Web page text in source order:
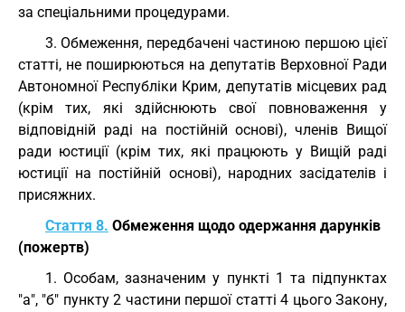
за спеціальними процедурами.
3. Обмеження, передбачені частиною першою цієї
статті, не поширюються на депутатів Верховної Ради
Автономної Республіки Крим, депутатів місцевих рад
(крім тих, які здійснюють свої повноваження у
відповідній раді на постійній основі), членів Вищої
ради юстиції (крім тих, які працюють у Вищій раді
юстиції на постійній основі), народних засідателів і
присяжних.
Стаття 8. Обмеження щодо одержання дарунків
(пожертв)
1. Особам, зазначеним у пункті 1 та підпунктах
"а", "б" пункту 2 частини першої статті 4 цього Закону,